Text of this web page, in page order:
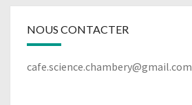
NOUS CONTACTER
cafe.science.chambery@gmail.com